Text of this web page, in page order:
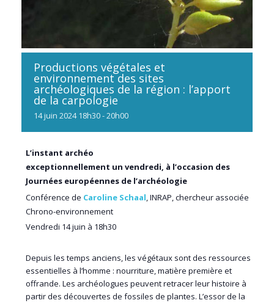
Productions végétales et
environnement des sites
archéologiques de la région : l’apport
de la carpologie
14juin 2024 18h30 - 20h00
L’instant archéo
exceptionnellement un vendredi, à l’occasion des
Journées européennes de l’archéologie
Conférence de Caroline Schaal, INRAP, chercheur associée
Chrono-environnement
Vendredi 14 juin à 18h30
Depuis les temps anciens, les végétaux sont des ressources
essentielles à l’homme : nourriture, matière première et
offrande. Les archéologues peuvent retracer leur histoire à
partir des découvertes de fossiles de plantes. L’essor de la